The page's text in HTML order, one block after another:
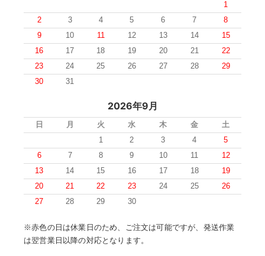
1
2
3 4 5 6 7
8
9
10 11 12 13 14
15
16
17 18 19 20 21
22
23
24 25 26 27 28
29
30
31
2026年9月
日 月 火 水 木 金
土
1
2 3 4
5
6
7 8 9 10 11
12
13
14 15 16 17 18
19
20
21 22 23 24 25
26
27
28 29 30
※赤色の日は休業日のため、ご注文は可能ですが、発送作業
は翌営業日以降の対応となります。